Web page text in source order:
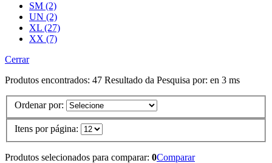
SM (2)
UN (2)
XL (27)
XX (7)
Cerrar
Produtos encontrados: 47 Resultado da Pesquisa por: en 3 ms
Ordenar por:
Itens por página:
Produtos selecionados para comparar: 0Comparar